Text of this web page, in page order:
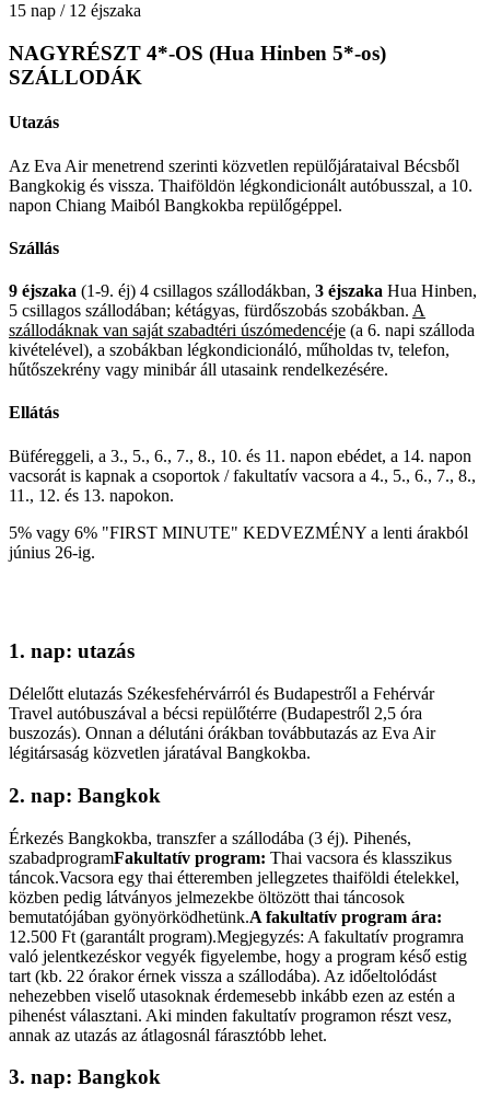
15 nap / 12 éjszaka
NAGYRÉSZT 4*-OS (Hua Hinben 5*-os)
SZÁLLODÁK
Utazás
Az Eva Air menetrend szerinti közvetlen repülőjárataival Bécsből
Bangkokig és vissza. Thaiföldön légkondicionált autóbusszal, a 10.
napon Chiang Maiból Bangkokba repülőgéppel.
Szállás
9 éjszaka (1-9. éj) 4 csillagos szállodákban, 3 éjszaka Hua Hinben,
5 csillagos szállodában; kétágyas, fürdőszobás szobákban. A
szállodáknak van saját szabadtéri úszómedencéje (a 6. napi szálloda
kivételével), a szobákban légkondicionáló, műholdas tv, telefon,
hűtőszekrény vagy minibár áll utasaink rendelkezésére.
Ellátás
Büféreggeli, a 3., 5., 6., 7., 8., 10. és 11. napon ebédet, a 14. napon
vacsorát is kapnak a csoportok / fakultatív vacsora a 4., 5., 6., 7., 8.,
11., 12. és 13. napokon.
5% vagy 6% "FIRST MINUTE" KEDVEZMÉNY a lenti árakból
június 26-ig.
1. nap: utazás
Délelőtt elutazás Székesfehérvárról és Budapestről a Fehérvár
Travel autóbuszával a bécsi repülőtérre (Budapestről 2,5 óra
buszozás). Onnan a délutáni órákban továbbutazás az Eva Air
légitársaság közvetlen járatával Bangkokba.
2. nap: Bangkok
Érkezés Bangkokba, transzfer a szállodába (3 éj). Pihenés,
szabadprogramFakultatív program: Thai vacsora és klasszikus
táncok.Vacsora egy thai étteremben jellegzetes thaiföldi ételekkel,
közben pedig látványos jelmezekbe öltözött thai táncosok
bemutatójában gyönyörködhetünk.A fakultatív program ára:
12.500 Ft (garantált program).Megjegyzés: A fakultatív programra
való jelentkezéskor vegyék figyelembe, hogy a program késő estig
tart (kb. 22 órakor érnek vissza a szállodába). Az időeltolódást
nehezebben viselő utasoknak érdemesebb inkább ezen az estén a
pihenést választani. Aki minden fakultatív programon részt vesz,
annak az utazás az átlagosnál fárasztóbb lehet.
3. nap: Bangkok